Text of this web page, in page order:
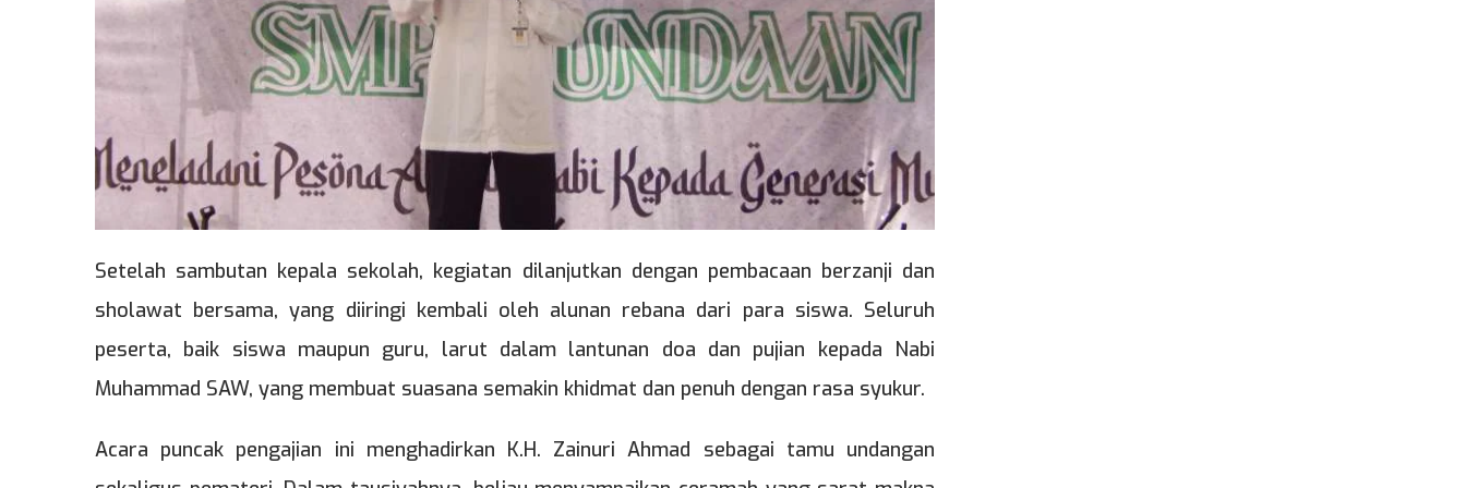
Setelah sambutan kepala sekolah, kegiatan dilanjutkan dengan pembacaan berzanji dan
sholawat bersama, yang diiringi kembali oleh alunan rebana dari para siswa. Seluruh
peserta, baik siswa maupun guru, larut dalam lantunan doa dan pujian kepada Nabi
Muhammad SAW, yang membuat suasana semakin khidmat dan penuh dengan rasa syukur.
Acara puncak pengajian ini menghadirkan K.H. Zainuri Ahmad sebagai tamu undangan